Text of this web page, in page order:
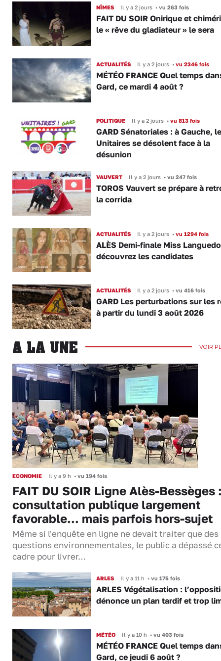
NÎMES Il y a 2 jours •vu 263 fois
FAIT DU SOIR Onirique et
le « rêve du gladiateur » le sera
ACTUALITÉS Il y a 2 jours •vu 2346 fois
MÉTÉO FRANCE Quel temps
Gard, ce mardi 4 août ?
POLITIQUE Il y a 2 jours •vu 813 fois
GARD Sénatoriales : à Gauche,
Unitaires se désolent face à la
désunion
VAUVERT Il y a 2 jours •vu 247 fois
TOROS Vauvert se prépare à
la corrida
ACTUALITÉS Il y a 2 jours •vu 1294 fois
ALÈS Demi-finale Miss
découvrez les candidates
ACTUALITÉS Il y a 2 jours •vu 416 fois
GARD Les perturbations sur les
à partir du lundi 3 août 2026
A LA UNE VOIR
ECONOMIE Il y a 9 h • vu 194 fois
FAIT DU SOIR Ligne Alès-Bessèges
consultation publique largement
favorable... mais parfois hors-sujet
Même si l'enquête en ligne ne devait traiter que des
questions environnementales, le public a dépassé
cadre pour livrer…
ARLES Il y a 11 h •vu 175 fois
ARLES Végétalisation :
dénonce un plan tardif et trop
MÉTÉO Il y a 10 h •vu 403 fois
MÉTÉO FRANCE Quel temps
Gard, ce jeudi 6 août ?